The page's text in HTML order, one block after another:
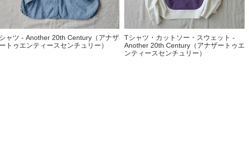
シャツ - Another 20th Century（アナザ
ートゥエンティースセンチュリー）
Tシャツ・カットソー・スウェット -
Another 20th Century（アナザートゥエ
ンティースセンチュリー）